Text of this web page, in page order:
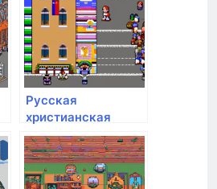
Русская
христианская
гуманитарная
академия им. Ф.М.
Достоевского